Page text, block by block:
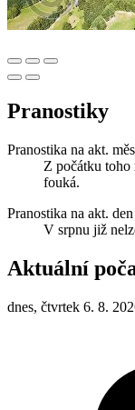
Pranostiky
Pranostika na akt.
Z počátku toho
fouká.
Pranostika na akt. den
V srpnu již
Aktuální
dnes, čtvrtek 6. 8.